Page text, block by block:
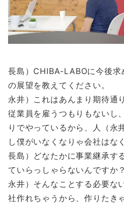
長島）CHIBA-LABOに今後求
の展望を教えてください。
永井）これはあんまり期待通
従業員を雇うつもりもないし
りでやっているから、人（永
し僕がいなくなりゃ会社はな
長島）どなたかに事業継承す
ていらっしゃらないんですか？
永井）そんなことする必要な
社作れちゃうから、作りたき